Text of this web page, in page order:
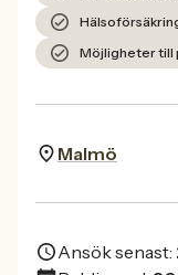
Möjligheter till
Malmö
Ansök senast: